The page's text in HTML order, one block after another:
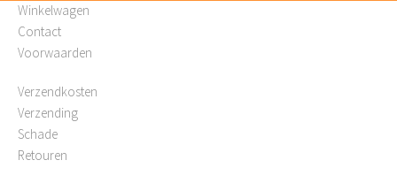
Winkelwagen
Contact
Voorwaarden
Verzendkosten
Verzending
Schade
Retouren